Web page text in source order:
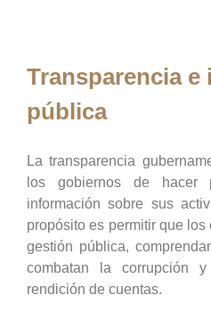
Transparencia
pública
La transparencia
los gobiernos de hacer
información sobre sus
propósito es permitir que
gestión pública,
combatan la corrupción
rendición de cuentas.